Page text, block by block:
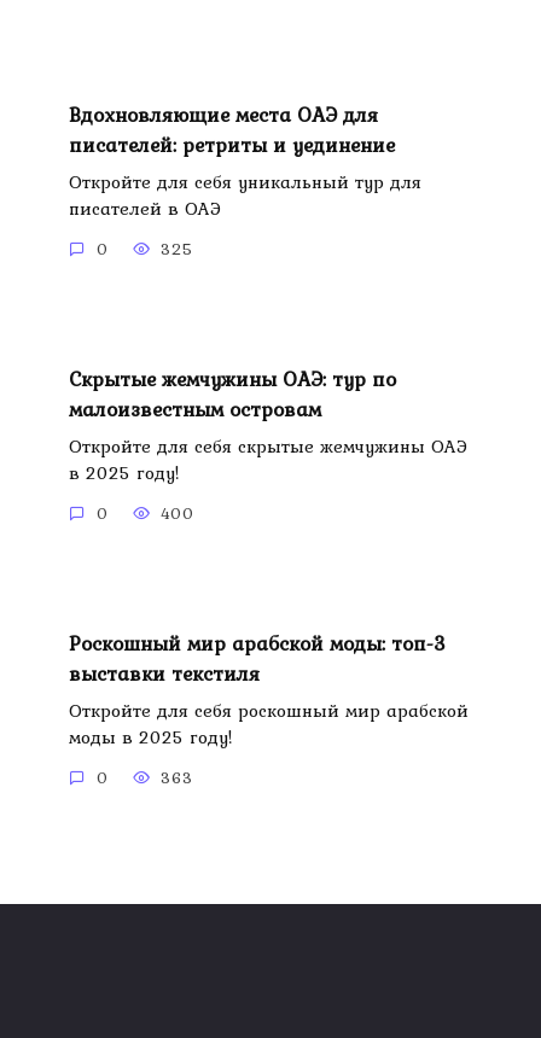
Вдохновляющие места ОАЭ для
писателей: ретриты и уединение
Откройте для себя уникальный тур для
писателей в ОАЭ
0 325
Скрытые жемчужины ОАЭ: тур по
малоизвестным островам
Откройте для себя скрытые жемчужины ОАЭ
в 2025 году!
0 400
Роскошный мир арабской моды: топ-3
выставки текстиля
Откройте для себя роскошный мир арабской
моды в 2025 году!
0 363